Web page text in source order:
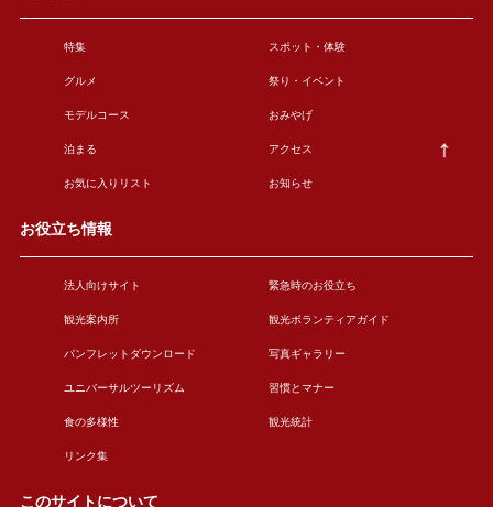
特集 スポット・体験
グルメ 祭り・イベント
モデルコース おみやげ
泊まる アクセス
お気に入りリスト お知らせ
お役立ち情報
法人向けサイト 緊急時のお役立ち
観光案内所 観光ボランティアガイド
パンフレットダウンロード 写真ギャラリー
ユニバーサルツーリズム 習慣とマナー
食の多様性 観光統計
リンク集
このサイトについて